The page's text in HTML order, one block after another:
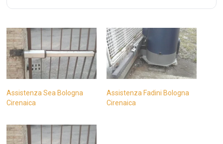
Assistenza Sea Bologna
Cirenaica
Assistenza Fadini Bologna
Cirenaica